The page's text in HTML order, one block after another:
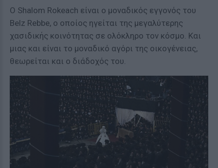
Ο Shalom Rokeach είναι ο μοναδικός εγγονός του
Belz Rebbe, ο οποίος ηγείται της μεγαλύτερης
χασιδικής κοινότητας σε ολόκληρο τον κόσμο. Και
μιας και είναι το μοναδικό αγόρι της οικογένειας,
θεωρείται και ο διάδοχός του.